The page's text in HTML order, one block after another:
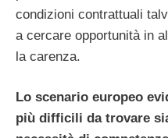
condizioni contrattuali
a cercare opportunità in
la carenza.
Lo scenario europeo
più difficili da trovare